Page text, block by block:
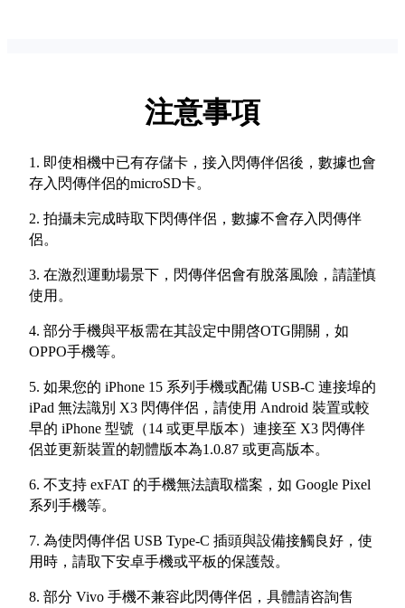
注意事項
1. 即使相機中已有存儲卡，接入閃傳伴侶後，數據也會
存入閃傳伴侶的microSD卡。
2. 拍攝未完成時取下閃傳伴侶，數據不會存入閃傳伴
侶。
3. 在激烈運動場景下，閃傳伴侶會有脫落風險，請謹慎
使用。
4. 部分手機與平板需在其設定中開啓OTG開關，如
OPPO手機等。
5. 如果您的 iPhone 15 系列手機或配備 USB-C 連接埠的
iPad 無法識別 X3 閃傳伴侶，請使用 Android 裝置或較
早的 iPhone 型號（14 或更早版本）連接至 X3 閃傳伴
侶並更新裝置的韌體版本為1.0.87 或更高版本。
6. 不支持 exFAT 的手機無法讀取檔案，如 Google Pixel
系列手機等。
7. 為使閃傳伴侶 USB Type-C 插頭與設備接觸良好，使
用時，請取下安卓手機或平板的保護殼。
8. 部分 Vivo 手機不兼容此閃傳伴侶，具體請咨詢售